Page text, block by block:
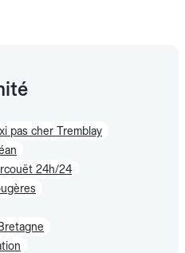
pas cher Tremblay
24h/24